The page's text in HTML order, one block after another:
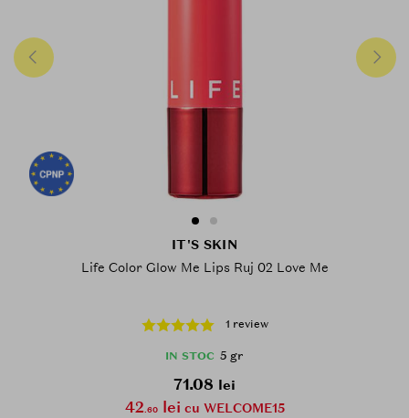
IT'S SKIN
Life Color Glow Me Lips Ruj 02 Love Me
1 review
IN STOC 5 gr
71.08 lei
42.60lei cu WELCOME15